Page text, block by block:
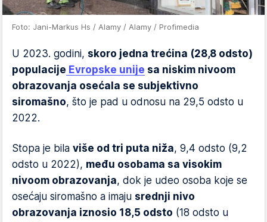
Foto: Jani-Markus Hs / Alamy / Alamy / Profimedia
U 2023. godini, skoro jedna trećina (28,8 odsto)
populacije Evropske unije sa niskim nivoom
obrazovanja osećala se subjektivno
siromašno, što je pad u odnosu na 29,5 odsto u
2022.
Stopa je bila više od tri puta niža, 9,4 odsto (9,2
odsto u 2022), među osobama sa visokim
nivoom obrazovanja, dok je udeo osoba koje se
osećaju siromašno a imaju srednji nivo
obrazovanja iznosio 18,5 odsto (18 odsto u